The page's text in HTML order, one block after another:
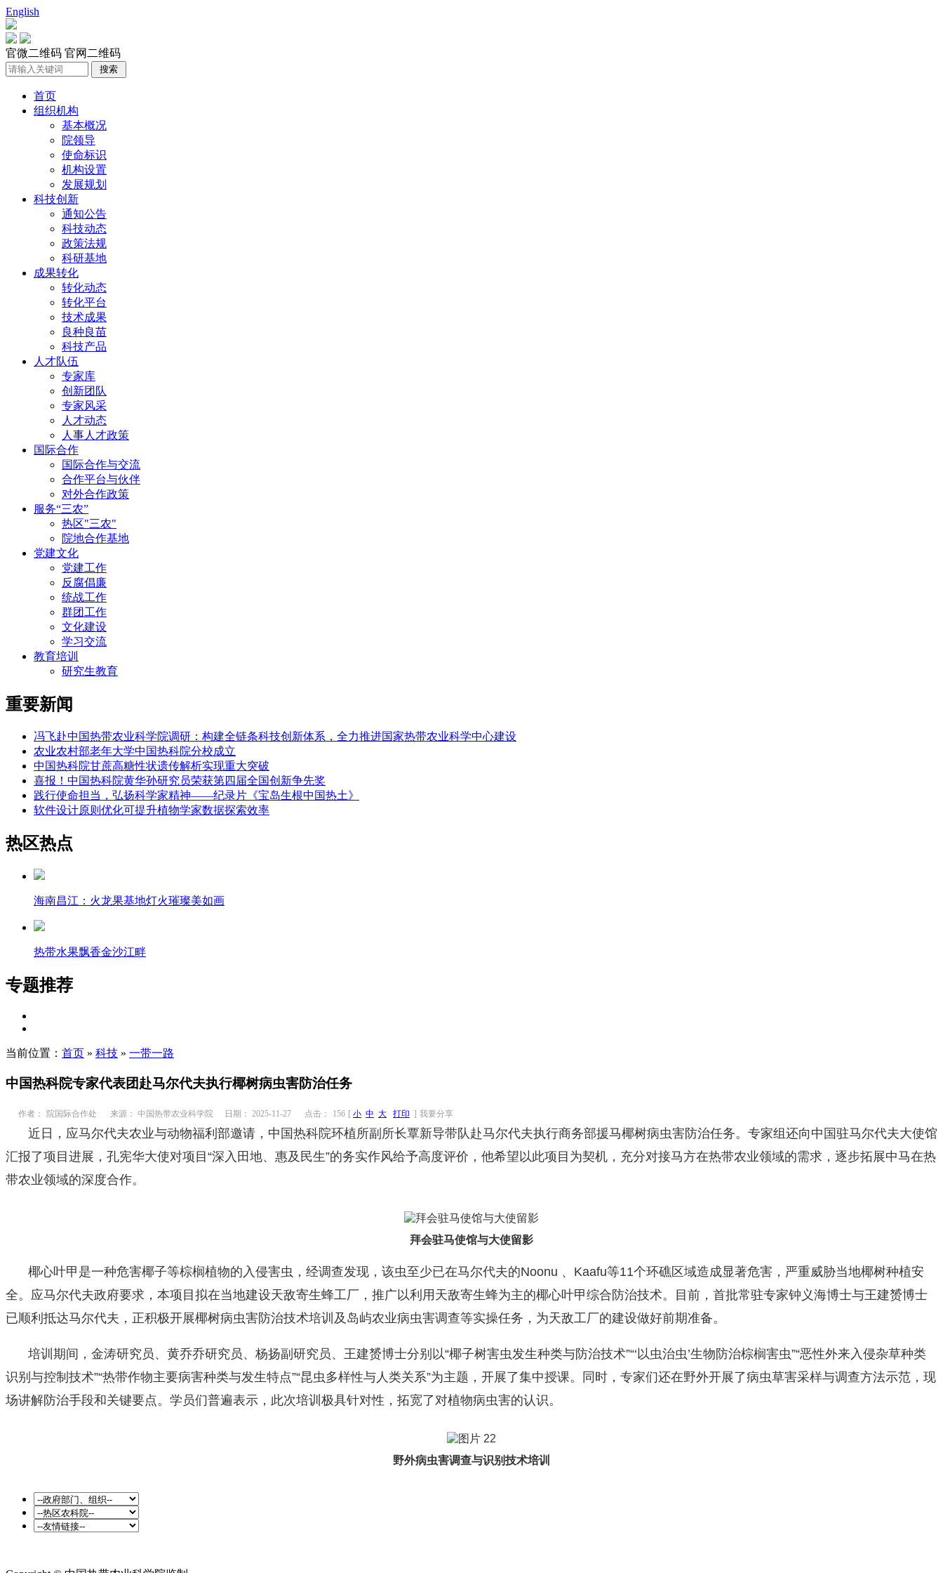
English
官微二维码 官网二维码
首页
组织机构
基本概况
院领导
使命标识
机构设置
发展规划
科技创新
通知公告
科技动态
政策法规
科研基地
成果转化
转化动态
转化平台
技术成果
良种良苗
科技产品
人才队伍
专家库
创新团队
专家风采
人才动态
人事人才政策
国际合作
国际合作与交流
合作平台与伙伴
对外合作政策
服务“三农”
热区"三农"
院地合作基地
党建文化
党建工作
反腐倡廉
统战工作
群团工作
文化建设
学习交流
教育培训
研究生教育
重要新闻
冯飞赴中国热带农业科学院调研：构建全链条科技创新体系，全力推进国家热带农业科学中心建设
农业农村部老年大学中国热科院分校成立
中国热科院甘蔗高糖性状遗传解析实现重大突破
喜报！中国热科院黄华孙研究员荣获第四届全国创新争先奖
践行使命担当，弘扬科学家精神——纪录片《宝岛生根中国热土》
软件设计原则优化可提升植物学家数据探索效率
热区热点
海南昌江：火龙果基地灯火璀璨美如画
热带水果飘香金沙江畔
专题推荐
当前位置： 首页 » 科技 » 一带一路
中国热科院专家代表团赴马尔代夫执行椰树病虫害防治任务
作者： 院国际合作处 来源： 中国热带农业科学院 日期： 2025-11-27 点击： 156 [ 小 中 大 打印 ] 我要分享
近日，应马尔代夫农业与动物福利部邀请，中国热科院环植所副所长覃新导带队赴马尔代夫执行商务部援马椰树病虫害防治任务。专家组还向中国驻马尔代夫大使馆
汇报了项目进展，孔宪华大使对项目“深入田地、惠及民生”的务实作风给予高度评价，他希望以此项目为契机，充分对接马方在热带农业领域的需求，逐步拓展中马在热
带农业领域的深度合作。
拜会驻马使馆与大使留影
椰心叶甲是一种危害椰子等棕榈植物的入侵害虫，经调查发现，该虫至少已在马尔代夫的Noonu 、Kaafu等11个环礁区域造成显著危害，严重威胁当地椰树种植安
全。应马尔代夫政府要求，本项目拟在当地建设天敌寄生蜂工厂，推广以利用天敌寄生蜂为主的椰心叶甲综合防治技术。目前，首批常驻专家钟义海博士与王建赟博士
已顺利抵达马尔代夫，正积极开展椰树病虫害防治技术培训及岛屿农业病虫害调查等实操任务，为天敌工厂的建设做好前期准备。
培训期间，金涛研究员、黄乔乔研究员、杨扬副研究员、王建赟博士分别以“椰子树害虫发生种类与防治技术”“‘以虫治虫’生物防治棕榈害虫”“恶性外来入侵杂草种类
识别与控制技术”“热带作物主要病害种类与发生特点”“昆虫多样性与人类关系”为主题，开展了集中授课。同时，专家们还在野外开展了病虫草害采样与调查方法示范，现
场讲解防治手段和关键要点。学员们普遍表示，此次培训极具针对性，拓宽了对植物病虫害的认识。
野外病虫害调查与识别技术培训